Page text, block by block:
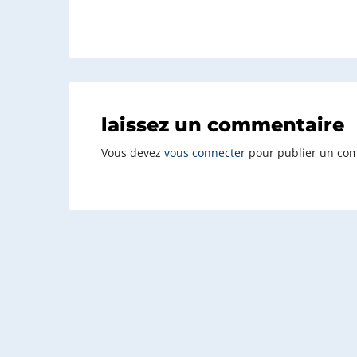
laissez un commentaire
Vous devez vous connecter pour publier un